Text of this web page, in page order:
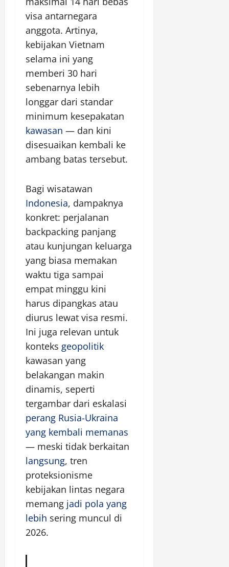
visa antarnegara
anggota. Artinya,
kebijakan Vietnam
selama ini yang
memberi 30 hari
sebenarnya lebih
longgar dari standar
minimum kesepakatan
kawasan — dan kini
disesuaikan kembali ke
ambang batas tersebut.
Bagi wisatawan
Indonesia, dampaknya
konkret: perjalanan
backpacking panjang
atau kunjungan keluarga
yang biasa memakan
waktu tiga sampai
empat minggu kini
harus dipangkas atau
diurus lewat visa resmi.
Ini juga relevan untuk
konteks geopolitik
kawasan yang
belakangan makin
dinamis, seperti
tergambar dari eskalasi
perang Rusia-Ukraina
yang kembali memanas
— meski tidak berkaitan
langsung, tren
proteksionisme
kebijakan lintas negara
memang jadi pola yang
lebih sering muncul di
2026.